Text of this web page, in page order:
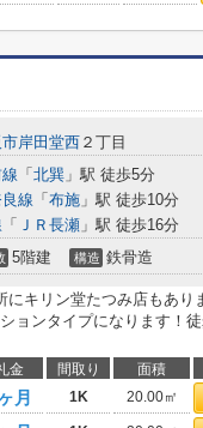
岸田堂西 ２丁目
「 北巽 」駅 徒歩5分
線 「 布施 」駅 徒歩10分
「 ＪＲ長瀬 」駅 徒歩16分
5階建 構造 鉄骨造
にキリン堂たつみ店もあり
ョンタイプになります！
金 間取り 面積
月 1K 20.00㎡